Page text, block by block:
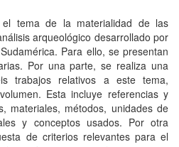
tema de la materialidad de las
arqueológico desarrollado por
Para ello, se presentan
Por una parte, se realiza una
trabajos relativos a este tema,
Esta incluye referencias y
materiales, métodos, unidades de
y conceptos usados. Por otra
de criterios relevantes para el